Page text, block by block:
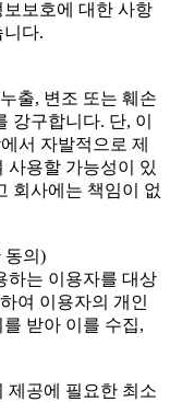
보호에 대한 사항
다.
출, 변조 또는 훼손
강구합니다. 단, 이
서 자발적으로 제
사용할 가능성이 있
회사에는 책임이 없
동의)
는 이용자를 대상
여 이용자의 개인
받아 이를 수집,
공에 필요한 최소